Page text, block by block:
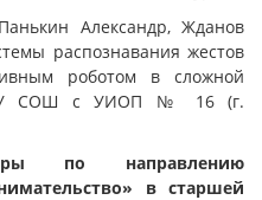
Александр, Жданов
распознавания жестов
роботом в сложной
СОШ с УИОП № 16 (г.
по направлению
в старшей